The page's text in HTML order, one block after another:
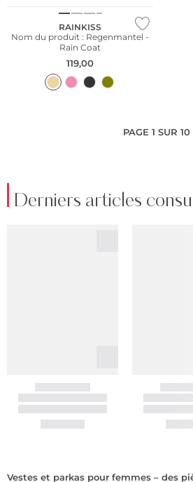
RAINKISS
Nom du produit : Regenmantel -
Rain Coat
119,00
PAGE 1 SUR 10
Derniers articles
Vestes et parkas pour femmes – des